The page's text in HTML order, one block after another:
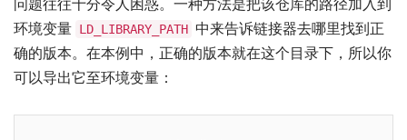
环境变量 LD_LIBRARY_PATH 中来告诉链接器去哪里找到正
确的版本。在本例中，正确的版本就在这个目录下，所以你
可以导出它至环境变量：